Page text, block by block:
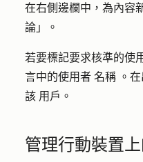
在右側邊欄中，為內容
論 」。
若要標記要求核準的使
言中的使用者 名稱 。
該 用戶 。
管理行動裝置